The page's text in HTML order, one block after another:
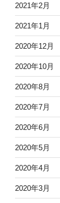
2021年2月
2021年1月
2020年12月
2020年10月
2020年8月
2020年7月
2020年6月
2020年5月
2020年4月
2020年3月